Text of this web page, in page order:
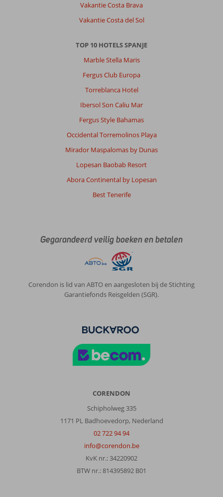
Vakantie Costa Brava
Vakantie Costa del Sol
TOP 10 HOTELS SPANJE
Marble Stella Maris
Fergus Club Europa
Torreblanca Hotel
Ibersol Son Caliu Mar
Fergus Style Bahamas
Occidental Torremolinos Playa
Mirador Maspalomas by Dunas
Lopesan Baobab Resort
Abora Continental by Lopesan
Best Tenerife
Gegarandeerd veilig boeken en betalen
Corendon is lid van ABTO en aangesloten bij de Stichting
Garantiefonds Reisgelden (SGR).
CORENDON
Schipholweg 335
1171 PL Badhoevedorp, Nederland
02 722 94 94
info@corendon.be
KvK nr.: 34220902
BTW nr.: 814395892 B01